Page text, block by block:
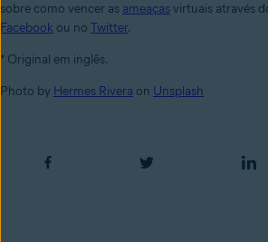
sobre como vencer as ameaçasvirtuais através
Facebook ou no Twitter.
* Original em inglês.
Photo by Hermes Rivera on Unsplash